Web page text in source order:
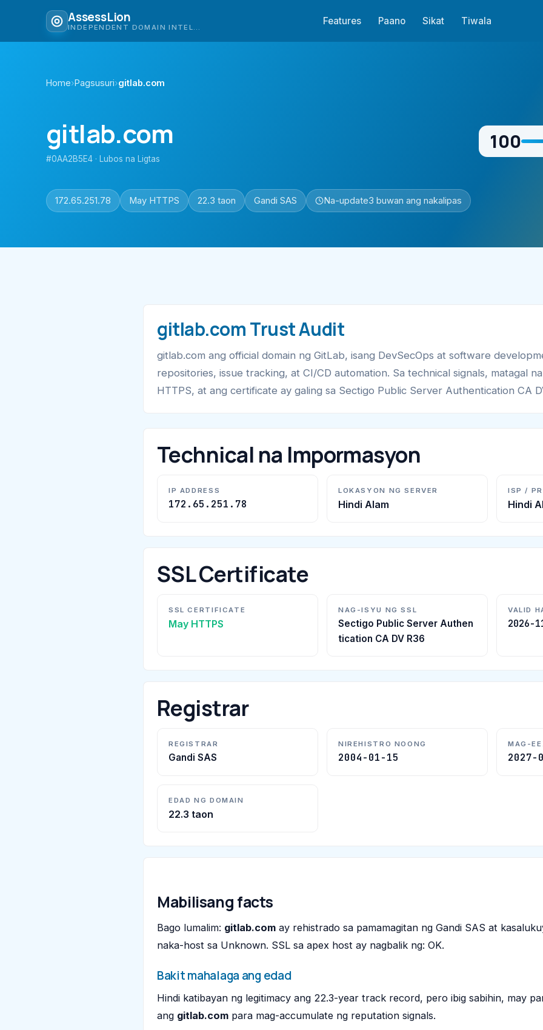
AssessLion Features Paano Sikat Tiwala
Home›Pagsusuri›gitlab.com
gitlab.com
#0AA2B5E4 · Lubos na Ligtas
100
172.65.251.78 May HTTPS 22.3 taon Gandi SAS Na-update3 buwan ang nakalipas
gitlab.com Trust Audit
gitlab.com ang official domain ng GitLab, isang DevSecOps at software
repositories, issue tracking, at CI/CD automation. Sa technical signals, matagal
HTTPS, at ang certificate ay galing sa Sectigo Public Server Authentication CA
Technical na Impormasyon
IP ADDRESS
172.65.251.78
LOKASYON NG SERVER
Hindi Alam
ISP /
Hindi
SSL Certificate
SSL CERTIFICATE
May HTTPS
NAG-ISYU NG SSL
Sectigo Public Server Authen
tication CA DV R36
VALID
2026-
Registrar
REGISTRAR
Gandi SAS
NIREHISTRO NOONG
2004-01-15
MAG-
2027-
EDAD NG DOMAIN
22.3 taon
Mabilisang facts
Bago lumalim: gitlab.com ay rehistrado sa pamamagitan ng Gandi SAS at
naka-host sa Unknown. SSL sa apex host ay nagbalik ng: OK.
Bakit mahalaga ang edad
Hindi katibayan ng legitimacy ang 22.3-year track record, pero ibig sabihin, may
ang gitlab.com para mag-accumulate ng reputation signals.